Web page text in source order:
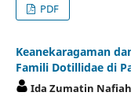
PDF
Keanekaragaman
Famili Dotillidae di
Ida Zumatin